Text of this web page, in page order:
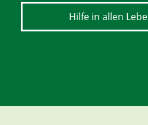
Hilfe in allen